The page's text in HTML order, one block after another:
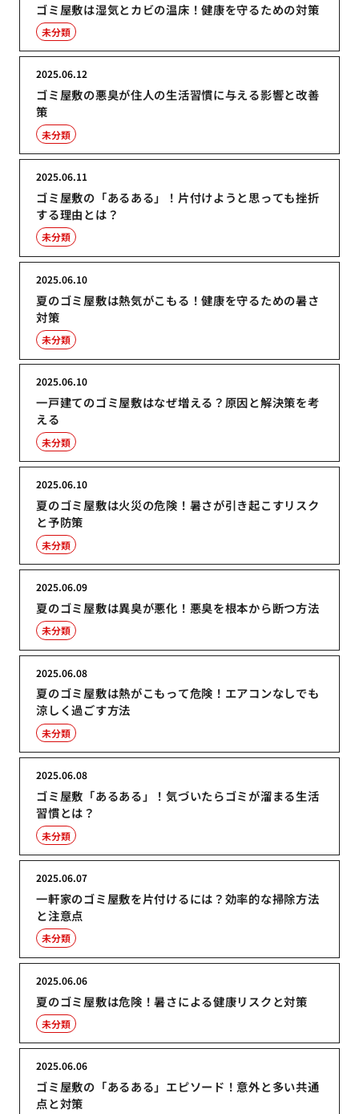
ゴミ屋敷は湿気とカビの温床！健康を守るための対策
未分類
ゴミ屋敷の悪臭が住人の生活習慣に与える影響と改善
策
2025.06.12
未分類
ゴミ屋敷の「あるある」！片付けようと思っても挫折
する理由とは？
2025.06.11
未分類
夏のゴミ屋敷は熱気がこもる！健康を守るための暑さ
対策
2025.06.10
未分類
一戸建てのゴミ屋敷はなぜ増える？原因と解決策を考
える
2025.06.10
未分類
夏のゴミ屋敷は火災の危険！暑さが引き起こすリスク
と予防策
2025.06.10
未分類
夏のゴミ屋敷は異臭が悪化！悪臭を根本から断つ方法
2025.06.09
未分類
夏のゴミ屋敷は熱がこもって危険！エアコンなしでも
涼しく過ごす方法
2025.06.08
未分類
ゴミ屋敷「あるある」！気づいたらゴミが溜まる生活
習慣とは？
2025.06.08
未分類
一軒家のゴミ屋敷を片付けるには？効率的な掃除方法
と注意点
2025.06.07
未分類
夏のゴミ屋敷は危険！暑さによる健康リスクと対策
2025.06.06
未分類
ゴミ屋敷の「あるある」エピソード！意外と多い共通
点と対策
2025.06.06